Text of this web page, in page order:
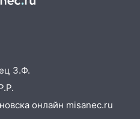
перевалил за
области
трасс
области
101
в Ульяновской
З.Ф.
онлайн misanec.ru